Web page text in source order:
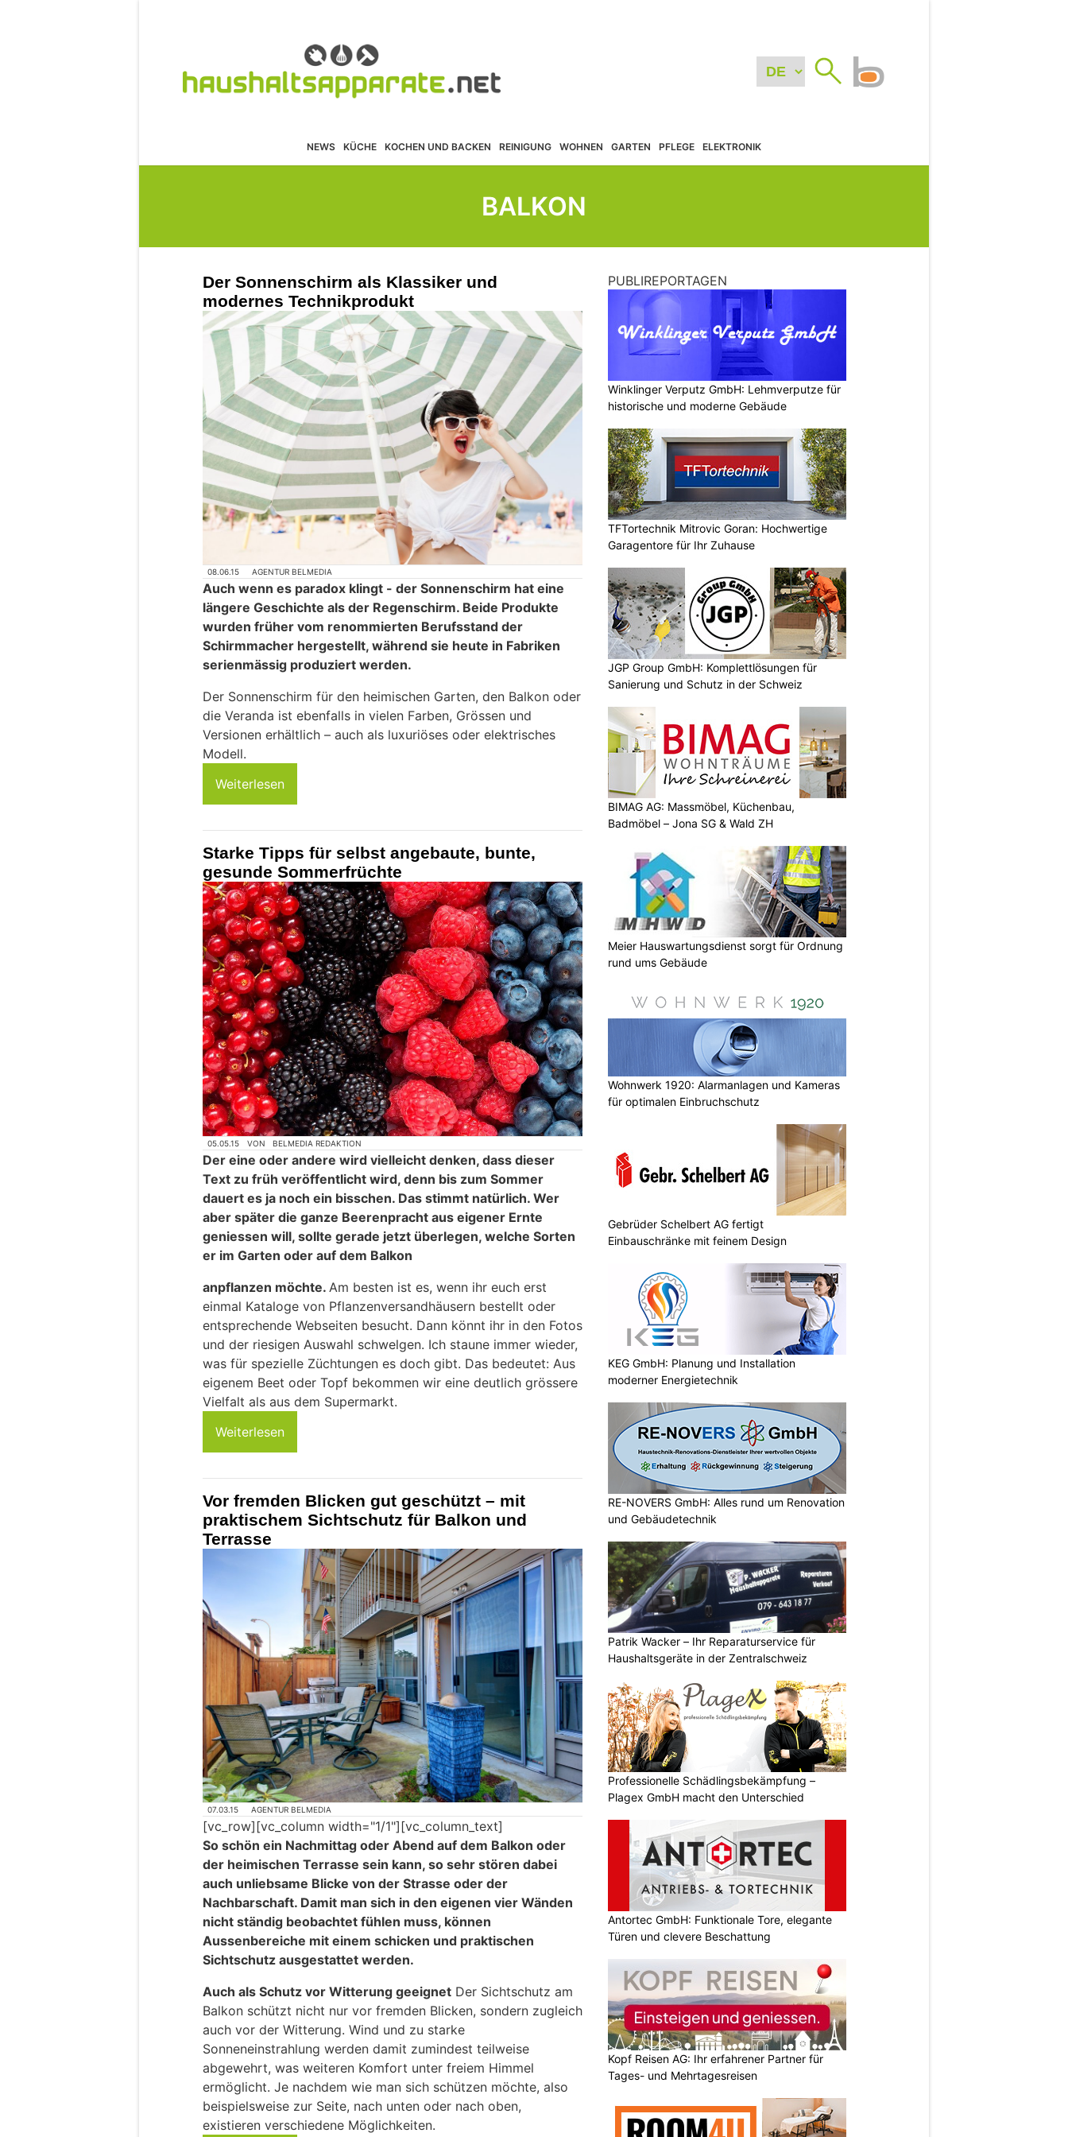
NEWS KÜCHE KOCHEN UND BACKEN REINIGUNG WOHNEN GARTEN PFLEGE ELEKTRONIK
BALKON
Der Sonnenschirm als Klassiker und
modernes Technikprodukt
08.06.15 AGENTUR BELMEDIA
Auch wenn es paradox klingt - der Sonnenschirm hat eine
längere Geschichte als der Regenschirm. Beide Produkte
wurden früher vom renommierten Berufsstand der
Schirmmacher hergestellt, während sie heute in Fabriken
serienmässig produziert werden.
Der Sonnenschirm für den heimischen Garten, den Balkon oder
die Veranda ist ebenfalls in vielen Farben, Grössen und
Versionen erhältlich – auch als luxuriöses oder elektrisches
Modell.
Weiterlesen
Starke Tipps für selbst angebaute, bunte,
gesunde Sommerfrüchte
05.05.15 VON BELMEDIA REDAKTION
Der eine oder andere wird vielleicht denken, dass dieser
Text zu früh veröffentlicht wird, denn bis zum Sommer
dauert es ja noch ein bisschen. Das stimmt natürlich. Wer
aber später die ganze Beerenpracht aus eigener Ernte
geniessen will, sollte gerade jetzt überlegen, welche Sorten
er im Garten oder auf dem Balkon
anpflanzen möchte. Am besten ist es, wenn ihr euch erst
einmal Kataloge von Pflanzenversandhäusern bestellt oder
entsprechende Webseiten besucht. Dann könnt ihr in den Fotos
und der riesigen Auswahl schwelgen. Ich staune immer wieder,
was für spezielle Züchtungen es doch gibt. Das bedeutet: Aus
eigenem Beet oder Topf bekommen wir eine deutlich grössere
Vielfalt als aus dem Supermarkt.
Weiterlesen
Vor fremden Blicken gut geschützt – mit
praktischem Sichtschutz für Balkon und
Terrasse
07.03.15 AGENTUR BELMEDIA
[vc_row][vc_column width="1/1"][vc_column_text]
So schön ein Nachmittag oder Abend auf dem Balkon oder
der heimischen Terrasse sein kann, so sehr stören dabei
auch unliebsame Blicke von der Strasse oder der
Nachbarschaft. Damit man sich in den eigenen vier Wänden
nicht ständig beobachtet fühlen muss, können
Aussenbereiche mit einem schicken und praktischen
Sichtschutz ausgestattet werden.
Auch als Schutz vor Witterung geeignet Der Sichtschutz am
Balkon schützt nicht nur vor fremden Blicken, sondern zugleich
auch vor der Witterung. Wind und zu starke
Sonneneinstrahlung werden damit zumindest teilweise
abgewehrt, was weiteren Komfort unter freiem Himmel
ermöglicht. Je nachdem wie man sich schützen möchte, also
beispielsweise zur Seite, nach unten oder nach oben,
existieren verschiedene Möglichkeiten.
PUBLIREPORTAGEN
Winklinger Verputz GmbH: Lehmverputze für
historische und moderne Gebäude
TFTortechnik Mitrovic Goran: Hochwertige
Garagentore für Ihr Zuhause
JGP Group GmbH: Komplettlösungen für
Sanierung und Schutz in der Schweiz
BIMAG AG: Massmöbel, Küchenbau,
Badmöbel – Jona SG & Wald ZH
Meier Hauswartungsdienst sorgt für Ordnung
rund ums Gebäude
Wohnwerk 1920: Alarmanlagen und Kameras
für optimalen Einbruchschutz
Gebrüder Schelbert AG fertigt
Einbauschränke mit feinem Design
KEG GmbH: Planung und Installation
moderner Energietechnik
RE-NOVERS GmbH: Alles rund um Renovation
und Gebäudetechnik
Patrik Wacker – Ihr Reparaturservice für
Haushaltsgeräte in der Zentralschweiz
Professionelle Schädlingsbekämpfung –
Plagex GmbH macht den Unterschied
Antortec GmbH: Funktionale Tore, elegante
Türen und clevere Beschattung
Kopf Reisen AG: Ihr erfahrener Partner für
Tages- und Mehrtagesreisen